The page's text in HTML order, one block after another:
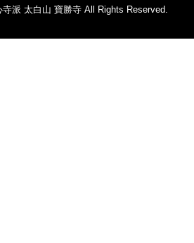
派 太白山 寶勝寺 All Rights Reserved.